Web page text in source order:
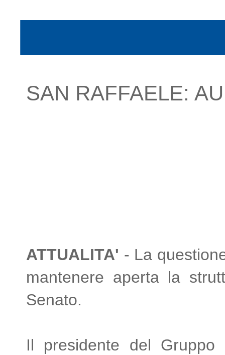
SAN RAFFAELE:
ATTUALITA' - La
mantenere aperta la
Senato.
Il presidente del Gruppo